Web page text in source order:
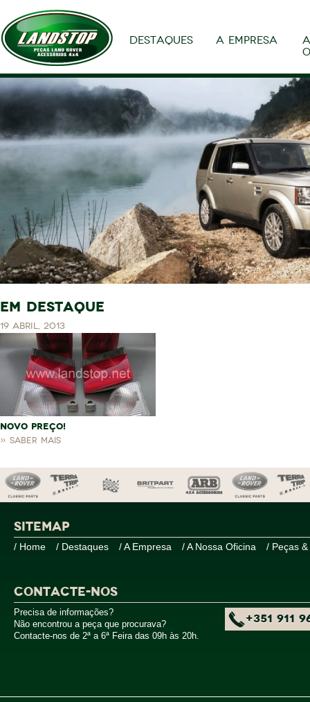
DESTAQUES A EMPRESA
EM DESTAQUE
19 Abril, 2013
NOVO PREÇO!
» Saber mais
SITEMAP
/ Home / Destaques / A Empresa / A Nossa Oficina / Peças
CONTACTE-NOS
Precisa de informações?
Não encontrou a peça que procurava?
Contacte-nos de 2ª a 6ª Feira das 09h às 20h.
+351 911